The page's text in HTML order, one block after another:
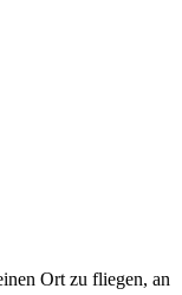
Ort zu fliegen, an